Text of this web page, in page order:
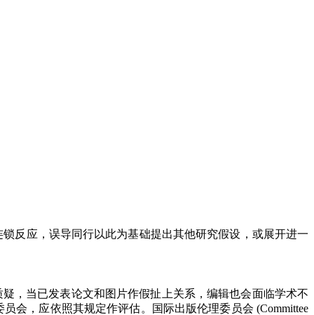
反应，误导同行以此为基础提出其他研究假设，或展开进一
，当已发表论文和图片作假扯上关系，编辑也会面临学术不
会，应依照其规定作评估。国际出版伦理委员会 (Committee